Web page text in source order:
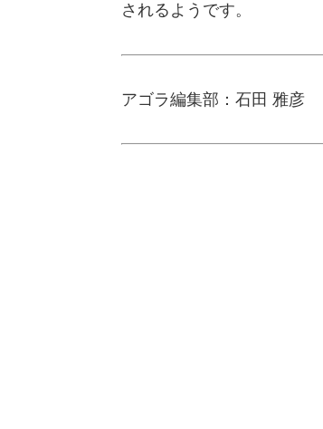
されるようです。
アゴラ編集部：石田 雅彦